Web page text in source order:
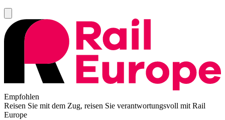
Empfohlen
Reisen Sie mit dem Zug, reisen Sie verantwortungsvoll mit Rail
Europe